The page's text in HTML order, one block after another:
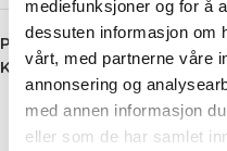
mediefunksjoner og for å
dessuten informasjon om
vårt, med partnerne våre
annonsering og
med annen informasjon
eller som de har samlet
Produktnummer:5582
Kategori: Shorts